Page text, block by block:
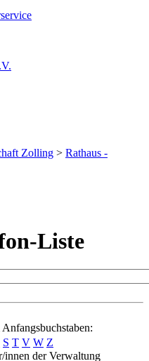
Zolling > Rathaus -
Liste
S T V W Z
innen der Verwaltung